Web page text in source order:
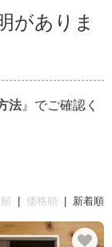
がありま
法 』でご確認く
価格順 | 新着順